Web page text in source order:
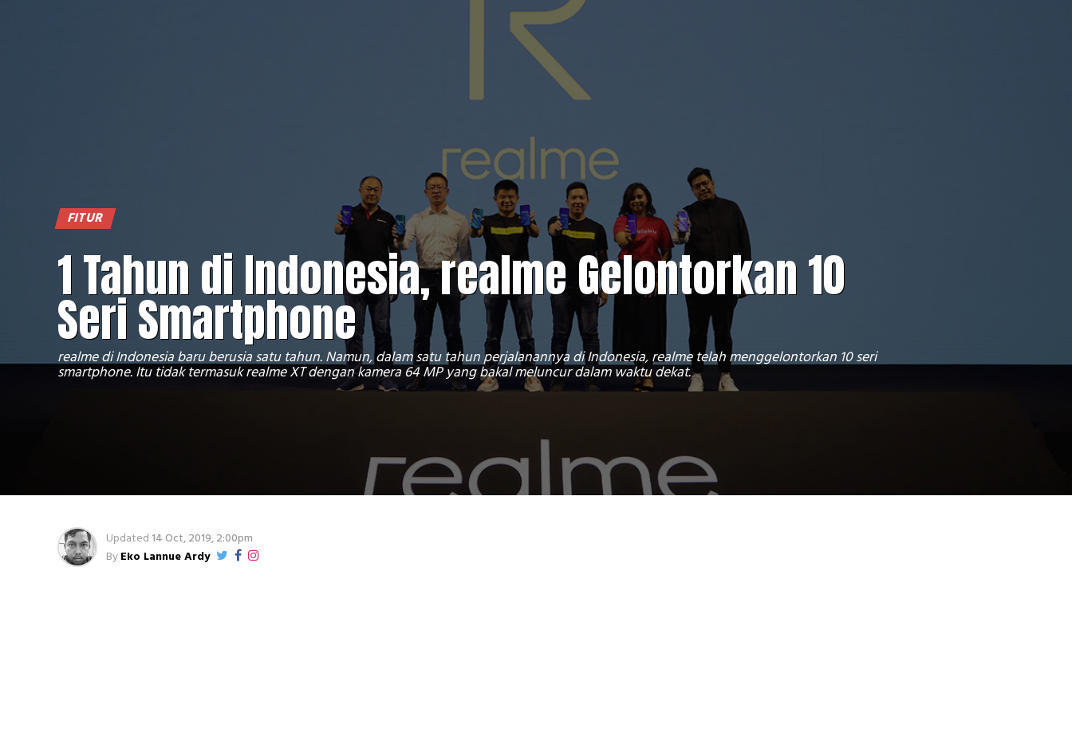
FITUR
1 Tahun di Indonesia, realme Gelontorkan 10
Seri Smartphone
realme di Indonesia baru berusia satu tahun. Namun, dalam satu tahun perjalanannya di Indonesia, realme telah menggelontorkan 10 seri
smartphone. Itu tidak termasuk realme XT dengan kamera 64 MP yang bakal meluncur dalam waktu dekat.
Updated 14 Oct, 2019, 2:00pm
ByEko Lannue Ardy